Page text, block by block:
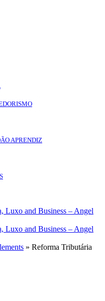
APRENDIZ
» Reforma Tributária